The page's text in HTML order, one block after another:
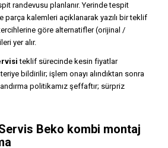
randevusu planlanır. Yerinde tespit
parça kalemleri açıklanarak yazılı bir teklif
göre alternatifler (orijinal /
yer alır.
teklif sürecinde kesin fiyatlar
bildirilir; işlem onayı alındıktan sonra
politikamız şeffaftır; sürpriz
Beko kombi montaj